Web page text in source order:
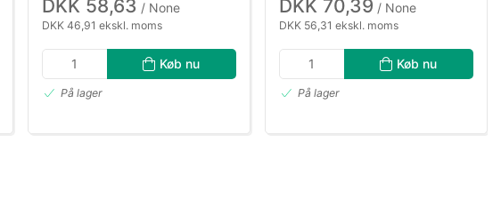
DKK 58,63 / None
DKK 46,91 ekskl. moms
Køb nu
På lager
DKK 70,39 / None
DKK 56,31 ekskl. moms
Køb nu
På lager